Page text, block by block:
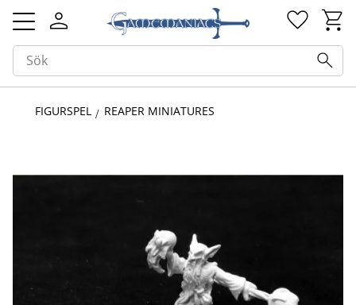
Meny
FIGURSPEL REAPER MINIATURES